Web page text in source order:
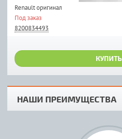
Renault оригинал
Под заказ
8200834493
КУПИТЬ
НАШИ ПРЕИМУЩЕСТВА